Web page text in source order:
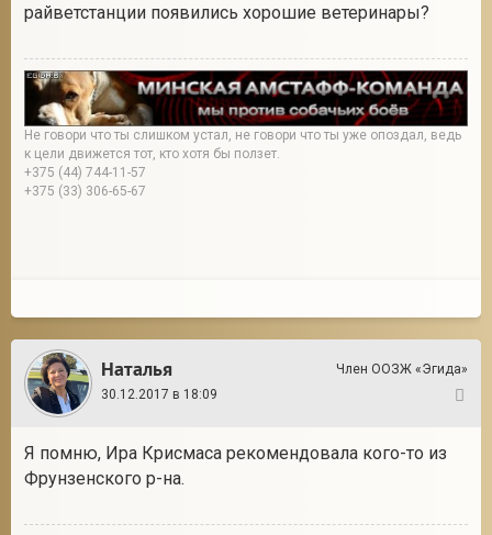
райветстанции появились хорошие ветеринары?
Не говори что ты слишком устал, не говори что ты уже опоздал, ведь
к цели движется тот, кто хотя бы ползет.
+375 (44) 744-11-57
+375 (33) 306-65-67
Наталья
Член ООЗЖ «Эгида»
30.12.2017 в 18:09
Я помню, Ира Крисмаса рекомендовала кого-то из
Фрунзенского р-на.